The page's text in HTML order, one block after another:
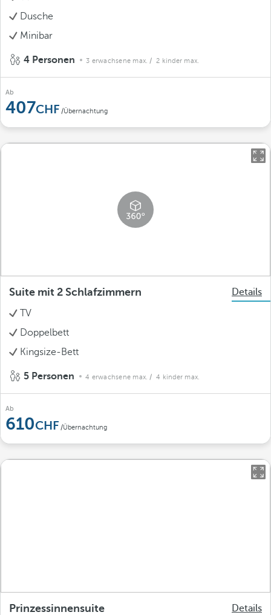
Dusche
Minibar
4 Personen 3 erwachsene max. / 2 kinder max.
Ab
407 /Übernachtung
Suite mit 2 Schlafzimmern
Details
TV
Doppelbett
Kingsize-Bett
5 Personen 4 erwachsene max. / 4 kinder max.
Ab
610 /Übernachtung
Prinzessinnensuite
Details